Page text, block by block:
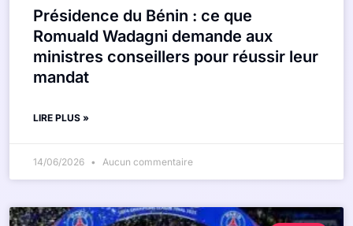
Présidence du Bénin : ce que
Romuald Wadagni demande aux
ministres conseillers pour réussir leur
mandat
LIRE PLUS »
14/06/2026 Aucun commentaire